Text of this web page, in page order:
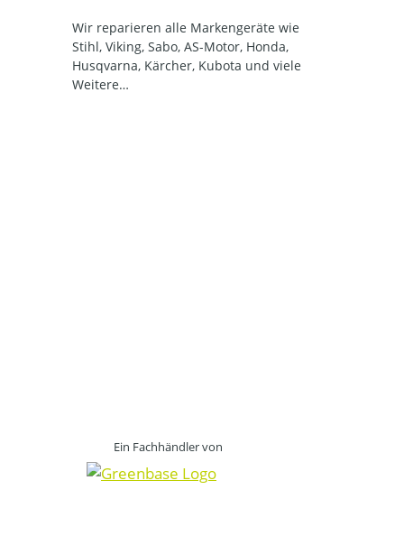
Wir reparieren alle Markengeräte wie
Stihl, Viking, Sabo, AS-Motor, Honda,
Husqvarna, Kärcher, Kubota und viele
Weitere…
Ein Fachhändler von